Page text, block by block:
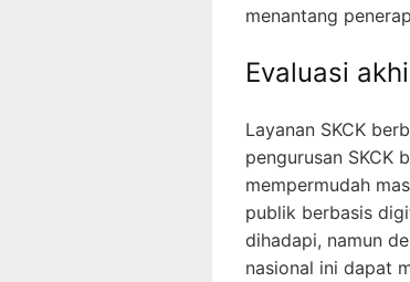
menantang
Evaluasi
Layanan SKCK
pengurusan SKCK
mempermudah
publik berbasis
dihadapi, namun
nasional ini dapat